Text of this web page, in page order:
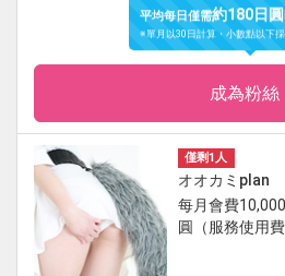
平均每日僅需約180日圓
※單月以30日計算・小數點以下
成為粉絲
僅剩1人
オオカミplan
每月會費
圓（服務使用費